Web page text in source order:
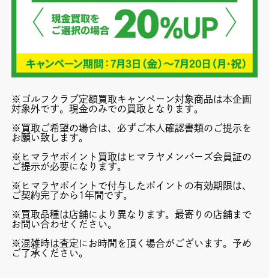
※ゴルフクラブ定額買取キャンペーン対象商品は本企画
対象外です。現金のみでの買取となります。
※買取ご希望の場合は、必ずご本人確認書類のご提示を
お願い致します。
※ヒマラヤポイント買取はヒマラヤメンバーズ会員証の
ご提示が必要になります。
※ヒマラヤポイントで付与したポイントの有効期限は、
ご契約完了から1年間です。
※買取品種は店舗により異なります。最寄りの店舗まで
お問い合わせください。
※混雑時は査定にお時間を頂く場合がございます。予め
ご了承ください。